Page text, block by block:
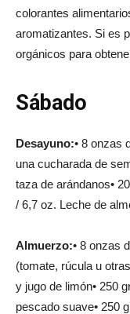
colorantes
aromatizantes. Si es
orgánicos para
Sábado
Desayuno:• 8 onzas
una cucharada de
taza de arándanos•
/ 6,7 oz. Leche de
Almuerzo:• 8 onzas
(tomate, rúcula u
y jugo de limón• 250
pescado suave• 250